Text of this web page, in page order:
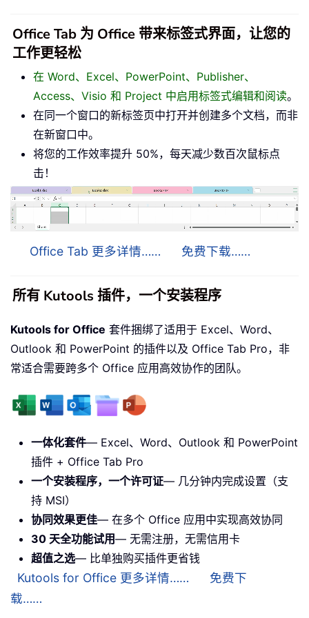
Office Tab 为 Office 带来标签式界面，让您的
工作更轻松
在 Word、Excel、PowerPoint、Publisher、
Access、Visio 和 Project 中启用标签式编辑和阅读。
在同一个窗口的新标签页中打开并创建多个文档，而非
在新窗口中。
将您的工作效率提升 50%，每天减少数百次鼠标点
击！
Office Tab 更多详情…… 免费下载……
所有 Kutools 插件，一个安装程序
Kutools for Office 套件捆绑了适用于 Excel、Word、
Outlook 和 PowerPoint 的插件以及 Office Tab Pro，非
常适合需要跨多个 Office 应用高效协作的团队。
一体化套件— Excel、Word、Outlook 和 PowerPoint
插件 + Office Tab Pro
一个安装程序，一个许可证— 几分钟内完成设置（支
持 MSI）
协同效果更佳— 在多个 Office 应用中实现高效协同
30 天全功能试用— 无需注册，无需信用卡
超值之选— 比单独购买插件更省钱
Kutools for Office 更多详情……
免费下
载……